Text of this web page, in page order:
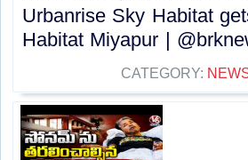
Urbanrise Sky Habitat
Habitat Miyapur |
CATEGORY: